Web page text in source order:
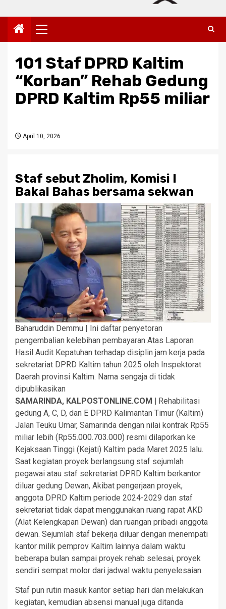
Primary
Menu
101 Staf DPRD Kaltim
“Korban” Rehab Gedung
DPRD Kaltim Rp55 miliar
April 10, 2026
Staf sebut Zholim, Komisi I
Bakal Bahas bersama sekwan
Baharuddin Demmu | Ini daftar penyetoran
pengembalian kelebihan pembayaran Atas Laporan
Hasil Audit Kepatuhan terhadap disiplin jam kerja pada
sekretariat DPRD Kaltim tahun 2025 oleh Inspektorat
Daerah provinsi Kaltim. Nama sengaja di tidak
dipublikasikan
SAMARINDA, KALPOSTONLINE.COM |
Rehabilitasi
gedung A, C, D, dan E DPRD Kalimantan Timur (Kaltim)
Jalan Teuku Umar, Samarinda dengan nilai kontrak Rp55
miliar lebih (Rp55.000.703.000) resmi dilaporkan ke
Kejaksaan Tinggi (Kejati) Kaltim pada Maret 2025 lalu.
Saat kegiatan proyek berlangsung staf sejumlah
pegawai atau staf sekretariat DPRD Kaltim berkantor
diluar gedung Dewan, Akibat pengerjaan proyek,
anggota DPRD Kaltim periode 2024-2029 dan staf
sekretariat tidak dapat menggunakan ruang rapat AKD
(Alat Kelengkapan Dewan) dan ruangan pribadi anggota
dewan. Sejumlah staf bekerja diluar dengan menempati
kantor milik pemprov Kaltim lainnya dalam waktu
beberapa bulan sampai proyek rehab selesai, proyek
sendiri sempat molor dari jadwal waktu penyelesaian.
Staf pun rutin masuk kantor setiap hari dan melakukan
kegiatan, kemudian absensi manual juga ditanda